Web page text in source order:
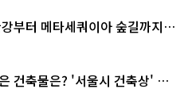
부터 메타세쿼이아 숲길까지…
건축물은? '서울시 건축상' 수